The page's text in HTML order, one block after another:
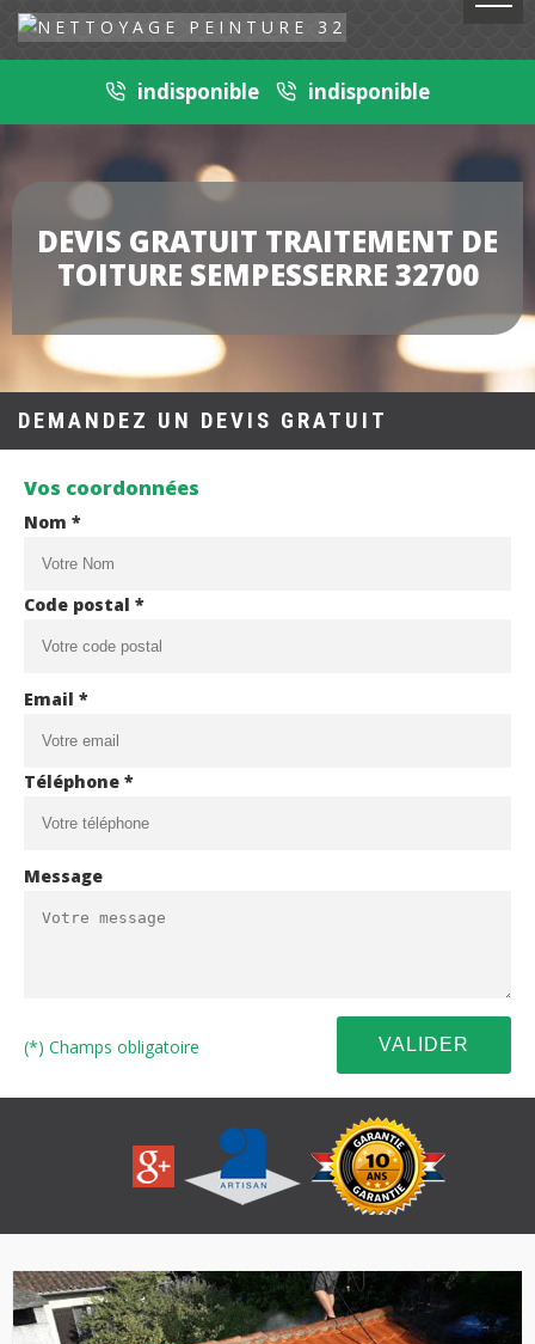
indisponible indisponible
DEVIS GRATUIT TRAITEMENT DE
TOITURE SEMPESSERRE 32700
DEMANDEZ UN DEVIS GRATUIT
Vos coordonnées
Nom *
Code postal *
Email *
Téléphone *
Message
(*) Champs obligatoire